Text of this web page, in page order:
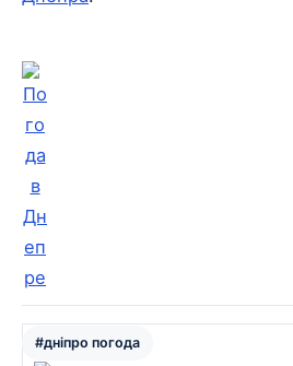
#дніпро погода